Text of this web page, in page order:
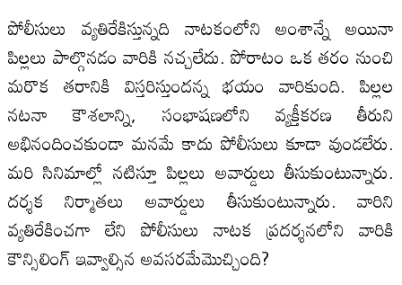
పోలీసులు వ్యతిరేకిస్తున్నది నాటకంలోని అంశాన్నే అయినా
పిల్లలు పాల్గొనడం వారికి నచ్చలేదు. పోరాటం ఒక తరం నుంచి
మరొక తరానికి విస్తరిస్తుందన్న భయం వారికుంది. పిల్లల
నటనా కౌశలాన్ని, సంభాషణలోని వ్యక్తీకరణ తీరుని
అభినందించకుండా మనమే కాదు పోలీసులు కూడా వుండలేరు.
మరి సినిమాల్లో నటిస్తూ పిల్లలు అవార్డులు తీసుకుంటున్నారు.
దర్శక నిర్మాతలు అవార్డులు తీసుకుంటున్నారు. వారిని
వ్యతిరేకించగా లేని పోలీసులు నాటక ప్రదర్శనలోని వారికి
కౌన్సిలింగ్‌ ఇవ్వాల్సిన అవసరమేమొచ్చింది?